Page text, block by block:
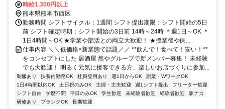
本新幹線口徒歩約2分
時給1,300円以上
熊本県熊本市西区
勤務時間 シフトサイクル：1週間 シフト提出期限：シフト開始の5日
前 シフト確定時期：シフト開始の3日前 14時～24時 ＊週1日～OK ＊
1日4時間～OK ★学業や部活との両立大歓迎！ ★授業後や保...
仕事内容 ＼＼低価格×新業態で話題／／ **飲んで！食べて！安い！**
をコンセプトにした 居酒屋 然やグループで新メンバー募集！ 未経験
でも大歓迎！ 明るく元気に接客できる方、楽しいお店づくりに参加...
制服あり 扶養内勤務OK 社員登用あり 週1日からOK
副業・WワークOK
1日4時間以内OK
土日祝のみOK 主婦・主夫歓迎 週1シフト提出
フリーター歓迎
シフト自由
学歴不問 平日のみOK 学生歓迎 未経験者歓迎 経験者歓迎
駅ナカ
研修あり
ブランクOK 長期歓迎